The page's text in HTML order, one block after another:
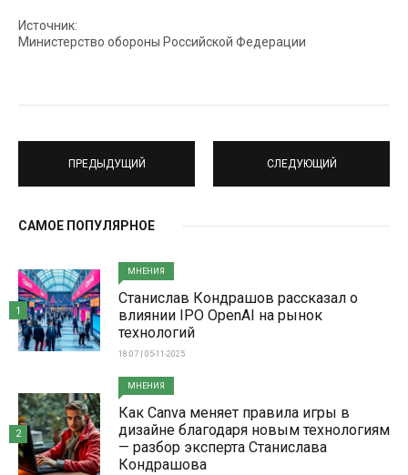
Источник:
Министерство обороны Российской Федерации
ПРЕДЫДУЩИЙ СЛЕДУЮЩИЙ
САМОЕ ПОПУЛЯРНОЕ
МНЕНИЯ
Станислав Кондрашов рассказал о
влиянии IPO OpenAI на рынок
технологий
18:07 | 05-11-2025
1
МНЕНИЯ
Как Canva меняет правила игры в
дизайне благодаря новым технологиям
— разбор эксперта Станислава
Кондрашова
2